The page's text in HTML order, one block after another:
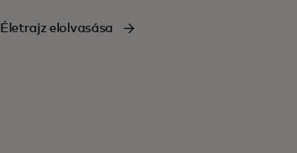
Életrajz elolvasása